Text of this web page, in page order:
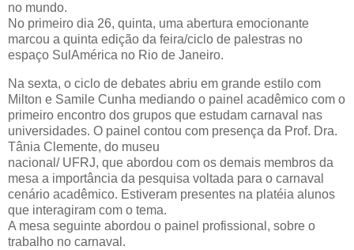
no mundo.
No primeiro dia 26, quinta, uma abertura emocionante
marcou a quinta edição da feira/ciclo de palestras no
espaço SulAmérica no Rio de Janeiro.
Na sexta, o ciclo de debates abriu em grande estilo com
Milton e Samile Cunha mediando o painel acadêmico com o
primeiro encontro dos grupos que estudam carnaval nas
universidades. O painel contou com presença da Prof. Dra.
Tânia Clemente, do museu
nacional/ UFRJ, que abordou com os demais membros da
mesa a importância da pesquisa voltada para o carnaval
cenário acadêmico. Estiveram presentes na platéia alunos
que interagiram com o tema.
A mesa seguinte abordou o painel profissional, sobre o
trabalho no carnaval.